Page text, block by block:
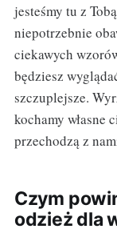
jesteśmy tu z
niepotrzebnie
ciekawych
będziesz
szczuplejsze.
kochamy własne
przechodzą z
Czym
odzież dla